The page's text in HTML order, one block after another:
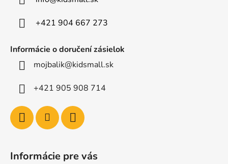
+421 904 667 273
Informácie o doručení zásielok
mojbalik@kidsmall.sk
+421 905 908 714
Informácie pre vás